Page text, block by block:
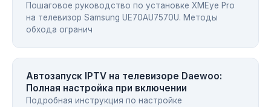
Пошаговое руководство по установке XMEye Pro
на телевизор Samsung UE70AU7570U. Методы
обхода огранич
Автозапуск IPTV на телевизоре Daewoo:
Полная настройка при включении
Подробная инструкция по настройке